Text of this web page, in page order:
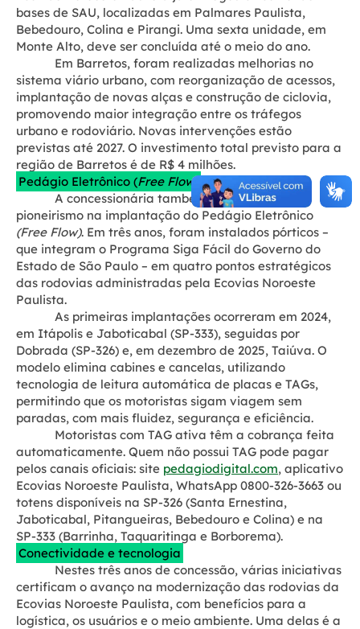
bases de SAU, localizadas em Palmares Paulista,
Bebedouro, Colina e Pirangi. Uma sexta unidade, em
Monte Alto, deve ser concluída até o meio do ano.
Em Barretos, foram realizadas melhorias no
sistema viário urbano, com reorganização de acessos,
implantação de novas alças e construção de ciclovia,
promovendo maior integração entre os tráfegos
urbano e rodoviário. Novas intervenções estão
previstas até 2027. O investimento total previsto para a
região de Barretos é de R$ 4 milhões.
Pedágio Eletrônico (Free Flow)
A concessionária também se destaca pelo
pioneirismo na implantação do Pedágio Eletrônico
(Free Flow). Em três anos, foram instalados pórticos –
que integram o Programa Siga Fácil do Governo do
Estado de São Paulo – em quatro pontos estratégicos
das rodovias administradas pela Ecovias Noroeste
Paulista.
As primeiras implantações ocorreram em 2024,
em Itápolis e Jaboticabal (SP-333), seguidas por
Dobrada (SP-326) e, em dezembro de 2025, Taiúva. O
modelo elimina cabines e cancelas, utilizando
tecnologia de leitura automática de placas e TAGs,
permitindo que os motoristas sigam viagem sem
paradas, com mais fluidez, segurança e eficiência.
Motoristas com TAG ativa têm a cobrança feita
automaticamente. Quem não possui TAG pode pagar
pelos canais oficiais: site pedagiodigital.com, aplicativo
Ecovias Noroeste Paulista, WhatsApp 0800-326-3663 ou
totens disponíveis na SP-326 (Santa Ernestina,
Jaboticabal, Pitangueiras, Bebedouro e Colina) e na
SP-333 (Barrinha, Taquaritinga e Borborema).
Conectividade e tecnologia
Nestes três anos de concessão, várias iniciativas
certificam o avanço na modernização das rodovias da
Ecovias Noroeste Paulista, com benefícios para a
logística, os usuários e o meio ambiente. Uma delas é a